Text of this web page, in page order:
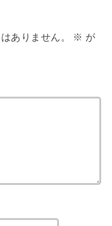
ありません。 ※ が